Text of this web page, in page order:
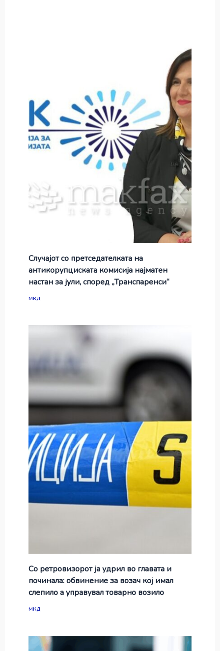
Случајот со претседателката на
антикорупциската комисија најматен
настан за јули, според „Транспаренси“
мкд
Со ретровизорот ја удрил во главата и
починала: обвинение за возач кој имал
слепило а управувал товарно возило
мкд